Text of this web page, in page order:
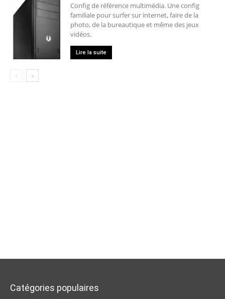
Config de référence multimédia. Une config
familiale pour surfer sur internet, faire de la
photo, de la bureautique et même des jeux
vidéos.
Lire la suite
Catégories populaires